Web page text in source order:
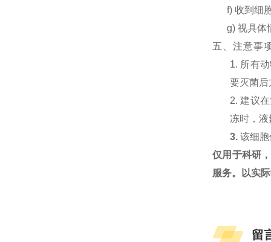
f) 收到细
g) 视具体
五、注意事
1. 所有
要灭菌
2. 建议
冻时，
3.该细
仅用于科研
服务。以实
留